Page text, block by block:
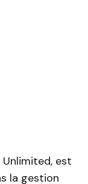
est
la gestion